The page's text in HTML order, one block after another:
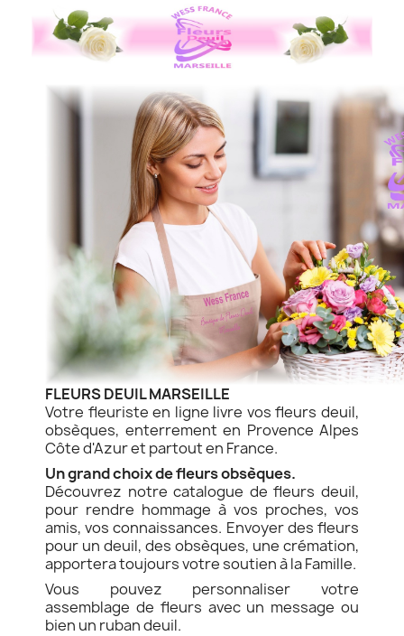
FLEURS DEUIL MARSEILLE
Votre fleuriste en ligne livre vos fleurs deuil,
obsèques, enterrement en Provence Alpes
Côte d'Azur et partout en France.
Un grand choix de fleurs obsèques.
Découvrez notre catalogue de fleurs deuil,
pour rendre hommage à vos proches, vos
amis, vos connaissances. Envoyer des fleurs
pour un deuil, des obsèques, une crémation,
apportera toujours votre soutien à la Famille.
Vous pouvez personnaliser votre
assemblage de fleurs avec un message ou
bien un ruban deuil.